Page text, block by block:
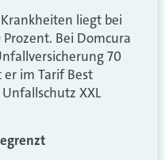
liegt bei
Bei Domcura
70
im Tarif Best
XXL